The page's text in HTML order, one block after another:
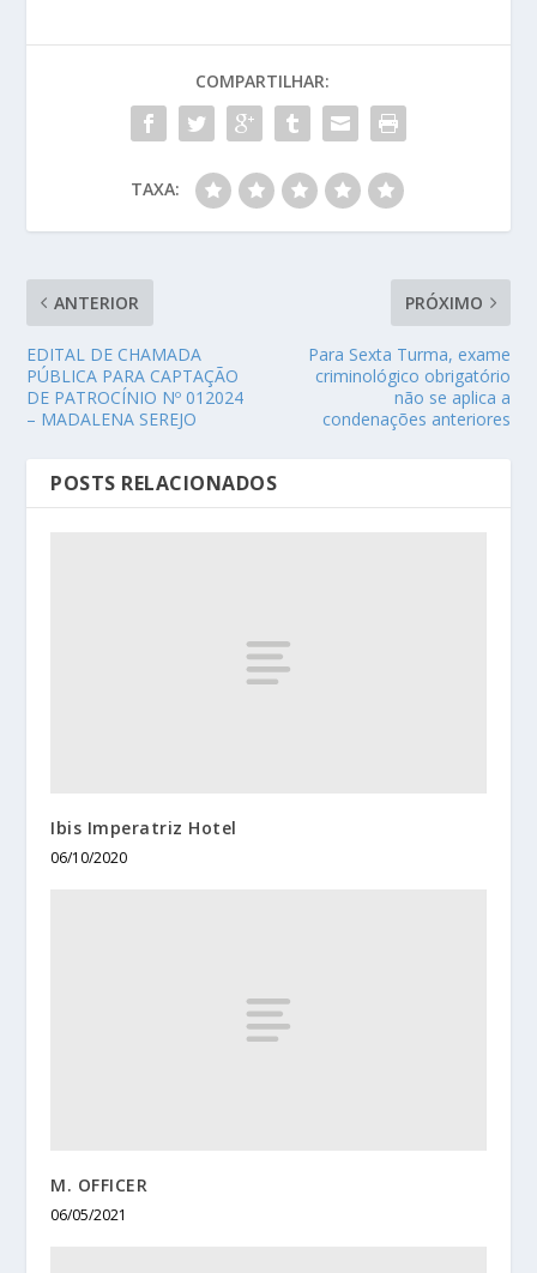
COMPARTILHAR:
TAXA:
ANTERIOR
EDITAL DE CHAMADA
PÚBLICA PARA CAPTAÇÃO
DE PATROCÍNIO Nº 012024
– MADALENA SEREJO
PRÓXIMO
Para Sexta Turma, exame
criminológico obrigatório
não se aplica a
condenações anteriores
POSTS RELACIONADOS
Ibis Imperatriz Hotel
06/10/2020
M. OFFICER
06/05/2021